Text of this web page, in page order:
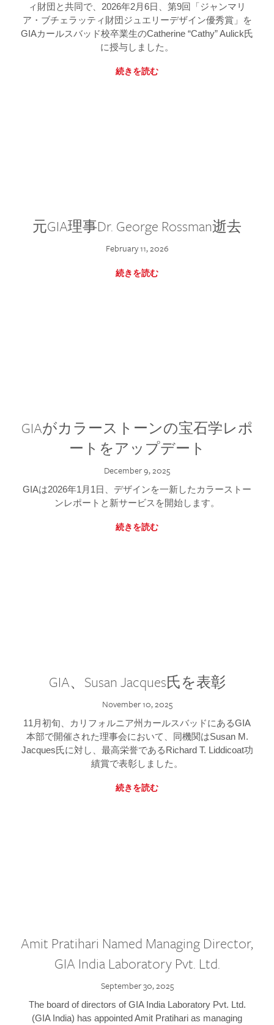
ィ財団と共同で、2026年2月6日、第9回「ジャンマリ
ア・ブチェラッティ財団ジュエリーデザイン優秀賞」を
GIAカールスバッド校卒業生のCatherine “Cathy” Aulick氏
に授与しました。
続きを読む
元GIA理事Dr. George Rossman逝去
February 11, 2026
続きを読む
GIAがカラーストーンの宝石学レポ
ートをアップデート
December 9, 2025
GIAは2026年1月1日、デザインを一新したカラーストー
ンレポートと新サービスを開始します。
続きを読む
GIA、Susan Jacques氏を表彰
November 10, 2025
11月初旬、カリフォルニア州カールスバッドにあるGIA
本部で開催された理事会において、同機関はSusan M.
Jacques氏に対し、最高栄誉であるRichard T. Liddicoat功
績賞で表彰しました。
続きを読む
Amit Pratihari Named Managing Director,
GIA India Laboratory Pvt. Ltd.
September 30, 2025
The board of directors of GIA India Laboratory Pvt. Ltd.
(GIA India) has appointed Amit Pratihari as managing